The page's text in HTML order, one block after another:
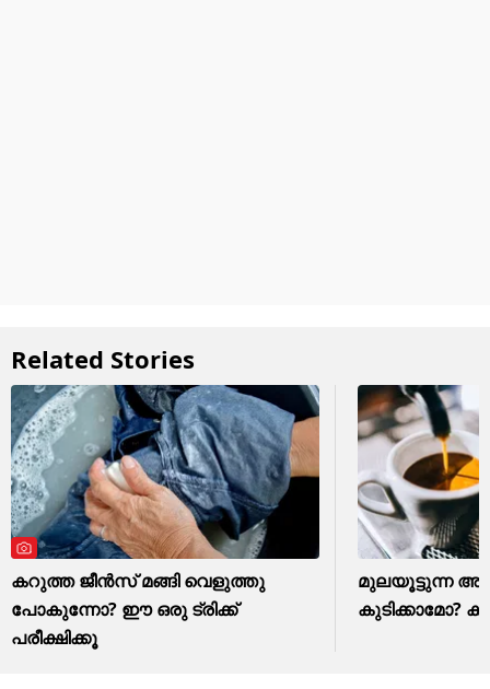
Related Stories
കറുത്ത ജീൻസ് മങ്ങി വെളുത്തു
പോകുന്നോ? ഈ ഒരു ട്രിക്ക്
പരീക്ഷിക്കൂ
മുലയൂട്ടുന്ന
കുടിക്കാമോ?